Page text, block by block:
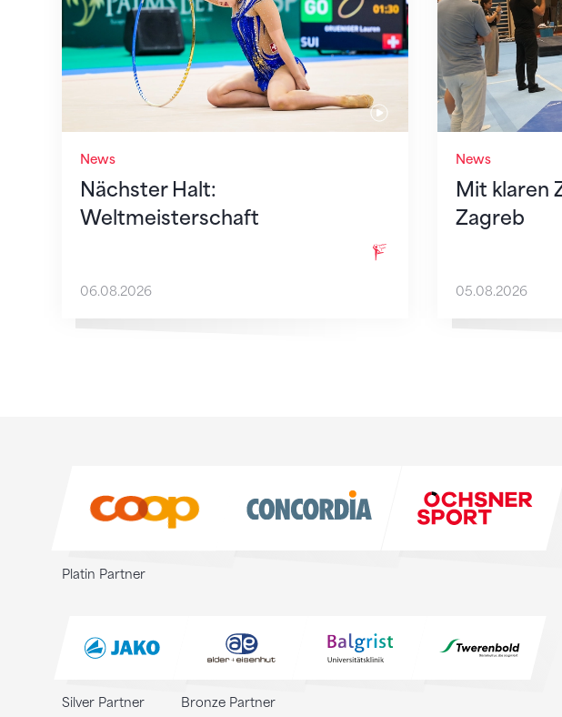
News
Nächster Halt:
Weltmeisterschaft
06.08.2026
News
Mit klaren
Zagreb
05.08.2026
Platin Partner
Silver Partner Bronze Partner